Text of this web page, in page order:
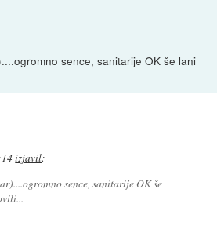
sence, sanitarije OK še lani
izjavil:
sence, sanitarije OK še